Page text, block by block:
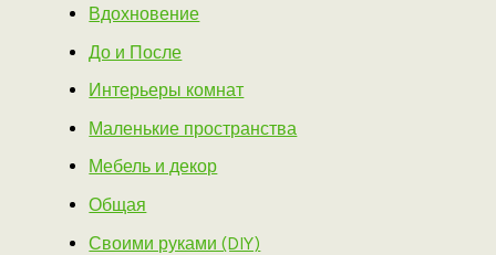
Вдохновение
До и После
Интерьеры комнат
Маленькие пространства
Мебель и декор
Общая
Своими руками (DIY)